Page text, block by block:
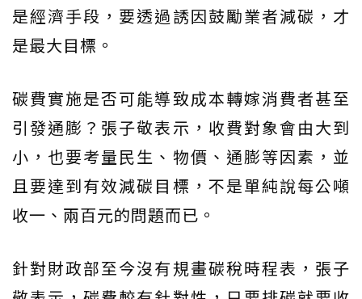
是經濟手段，要透過誘因鼓勵業者減碳，才
是最大目標。
碳費實施是否可能導致成本轉嫁消費者甚至
引發通膨？張子敬表示，收費對象會由大到
小，也要考量民生、物價、通膨等因素，並
且要達到有效減碳目標，不是單純說每公噸
收一、兩百元的問題而已。
針對財政部至今沒有規畫碳稅時程表，張子